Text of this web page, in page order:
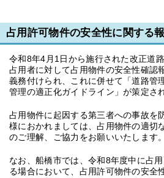
占用許可物件の安全性に関する
令和8年4月1日から施行された改正道
占用者に対して占用物件の安全性確認
義務付けられ、これに併せて「道路管
管理の適正化ガイドライン」が策定さ
占用物件に起因する第三者への事故を
様におかれましては、占用物件の適切
のご理解、ご協力をお願いいたします。
なお、船橋市では、令和8年度中に占
る場合において、占用許可物件の安全